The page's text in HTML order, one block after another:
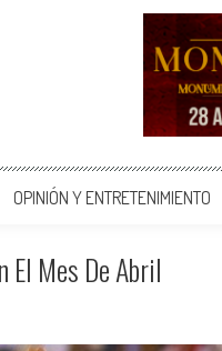
OPINIÓN Y ENTRETENIMIENTO
El Mes De Abril